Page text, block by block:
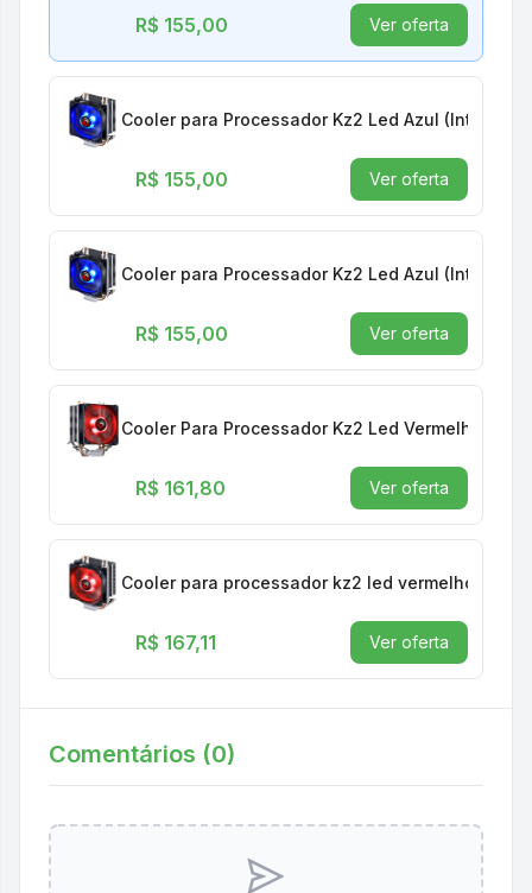
R$ 155,00 Ver oferta
Cooler para Processador Kz2 Led Azul (Intel/
R$ 155,00 Ver oferta
Cooler para Processador Kz2 Led Azul (Intel/
R$ 155,00 Ver oferta
Cooler Para Processador Kz2 Led Vermelho
R$ 161,80 Ver oferta
Cooler para processador kz2 led vermelho
R$ 167,11 Ver oferta
Comentários (0)